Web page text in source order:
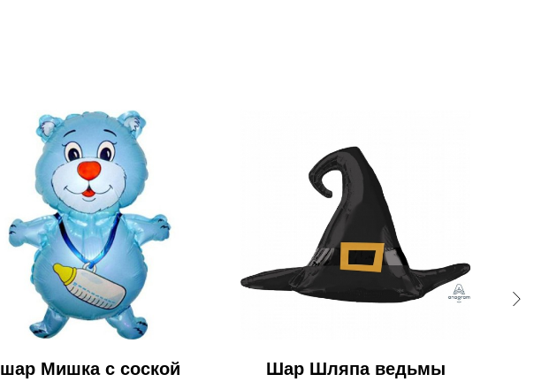
шар Мишка с соской Шар Шляпа ведьмы